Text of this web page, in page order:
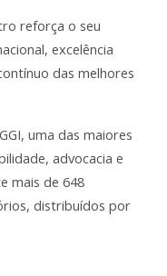
reforça o seu
excelência
das melhores
uma das maiores
advocacia e
mais de 648
distribuídos por